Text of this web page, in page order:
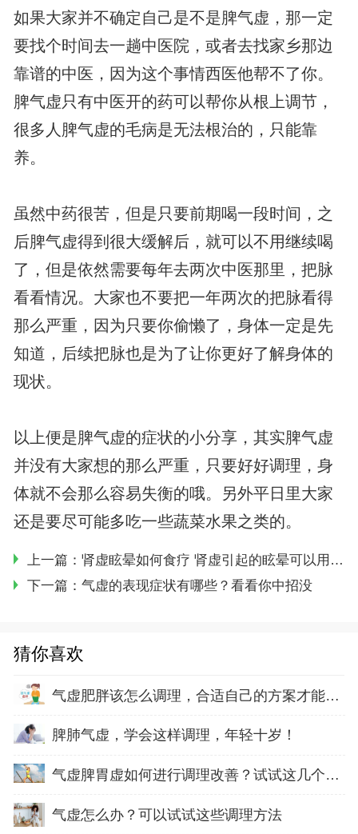
如果大家并不确定自己是不是脾气虚，那一定
要找个时间去一趟中医院，或者去找家乡那边
靠谱的中医，因为这个事情西医他帮不了你。
脾气虚只有中医开的药可以帮你从根上调节，
很多人脾气虚的毛病是无法根治的，只能靠
养。
虽然中药很苦，但是只要前期喝一段时间，之
后脾气虚得到很大缓解后，就可以不用继续喝
了，但是依然需要每年去两次中医那里，把脉
看看情况。大家也不要把一年两次的把脉看得
那么严重，因为只要你偷懒了，身体一定是先
知道，后续把脉也是为了让你更好了解身体的
现状。
以上便是脾气虚的症状的小分享，其实脾气虚
并没有大家想的那么严重，只要好好调理，身
体就不会那么容易失衡的哦。另外平日里大家
还是要尽可能多吃一些蔬菜水果之类的。
上一篇： 肾虚眩晕如何食疗 肾虚引起的眩晕可以用食疗来进行调理 给你健康身体
下一篇： 气虚的表现症状有哪些？看看你中招没
猜你喜欢
气虚肥胖该怎么调理，合适自己的方案才能正确
脾肺气虚，学会这样调理，年轻十岁！
气虚脾胃虚如何进行调理改善？试试这几个方法
气虚怎么办？可以试试这些调理方法